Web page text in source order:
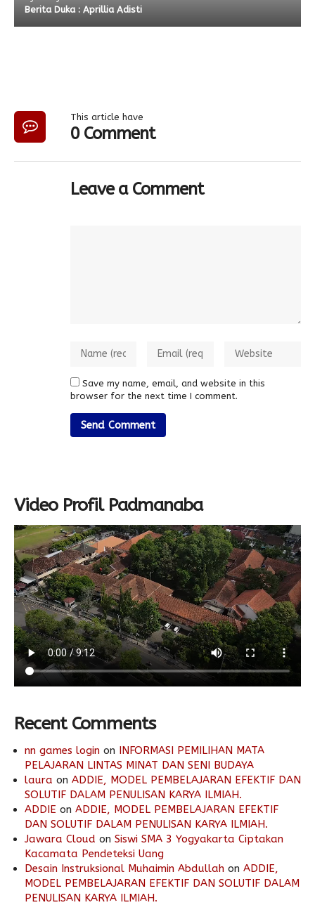
Berita Duka : Aprillia Adisti
This article have
0 Comment
Leave a Comment
Save my name, email, and website in this
browser for the next time I comment.
Video Profil Padmanaba
Recent Comments
nn games login on INFORMASI PEMILIHAN MATA
PELAJARAN LINTAS MINAT DAN SENI BUDAYA
laura on ADDIE, MODEL PEMBELAJARAN EFEKTIF DAN
SOLUTIF DALAM PENULISAN KARYA ILMIAH.
ADDIE on ADDIE, MODEL PEMBELAJARAN EFEKTIF
DAN SOLUTIF DALAM PENULISAN KARYA ILMIAH.
Jawara Cloud on Siswi SMA 3 Yogyakarta Ciptakan
Kacamata Pendeteksi Uang
Desain Instruksional Muhaimin Abdullah on ADDIE,
MODEL PEMBELAJARAN EFEKTIF DAN SOLUTIF DALAM
PENULISAN KARYA ILMIAH.